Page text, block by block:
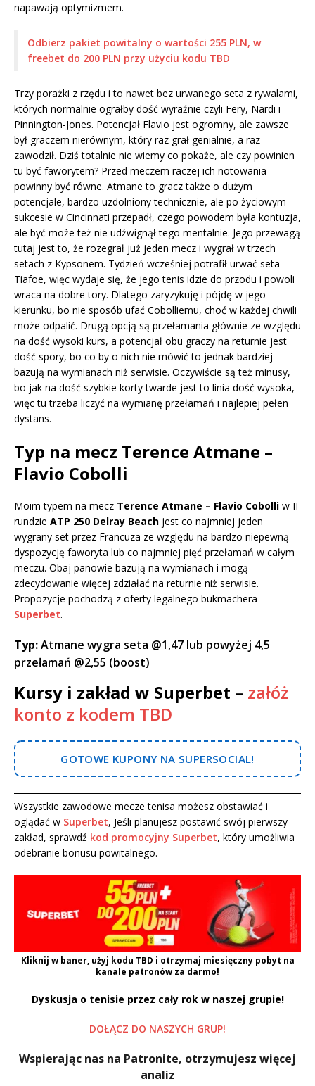
napawają optymizmem.
Odbierz pakiet powitalny o wartości 255 PLN, w
freebet do 200 PLN przy użyciu kodu TBD
Trzy porażki z rzędu i to nawet bez urwanego seta z rywalami,
których normalnie ograłby dość wyraźnie czyli Fery, Nardi i
Pinnington-Jones. Potencjał Flavio jest ogromny, ale zawsze
był graczem nierównym, który raz grał genialnie, a raz
zawodził. Dziś totalnie nie wiemy co pokaże, ale czy powinien
tu być faworytem? Przed meczem raczej ich notowania
powinny być równe. Atmane to gracz także o dużym
potencjale, bardzo uzdolniony technicznie, ale po życiowym
sukcesie w Cincinnati przepadł, czego powodem była kontuzja,
ale być może też nie udźwignął tego mentalnie. Jego przewagą
tutaj jest to, że rozegrał już jeden mecz i wygrał w trzech
setach z Kypsonem. Tydzień wcześniej potrafił urwać seta
Tiafoe, więc wydaje się, że jego tenis idzie do przodu i powoli
wraca na dobre tory. Dlatego zaryzykuję i pójdę w jego
kierunku, bo nie sposób ufać Cobolliemu, choć w każdej chwili
może odpalić. Drugą opcją są przełamania głównie ze względu
na dość wysoki kurs, a potencjał obu graczy na returnie jest
dość spory, bo co by o nich nie mówić to jednak bardziej
bazują na wymianach niż serwisie. Oczywiście są też minusy,
bo jak na dość szybkie korty twarde jest to linia dość wysoka,
więc tu trzeba liczyć na wymianę przełamań i najlepiej pełen
dystans.
Typ na mecz Terence Atmane –
Flavio Cobolli
Moim typem na mecz Terence Atmane – Flavio Cobolli w II
rundzie ATP 250 Delray Beach jest co najmniej jeden
wygrany set przez Francuza ze względu na bardzo niepewną
dyspozycję faworyta lub co najmniej pięć przełamań w całym
meczu. Obaj panowie bazują na wymianach i mogą
zdecydowanie więcej zdziałać na returnie niż serwisie.
Propozycje pochodzą z oferty legalnego bukmachera
Superbet.
Typ:Atmane wygra seta @1,47 lub powyżej 4,5
przełamań @2,55 (boost)
Kursy i zakład w Superbet – załóż
konto z kodem TBD
GOTOWE KUPONY NA SUPERSOCIAL!
Wszystkie zawodowe mecze tenisa możesz obstawiać i
oglądać w Superbet, Jeśli planujesz postawić swój pierwszy
zakład, sprawdź kod promocyjny Superbet, który umożliwia
odebranie bonusu powitalnego.
Kliknij w baner, użyj kodu TBD i otrzymaj miesięczny pobyt na
kanale patronów za darmo!
Dyskusja o tenisie przez cały rok w naszej grupie!
DOŁĄCZ DO NASZYCH GRUP!
Wspierając nas na Patronite, otrzymujesz więcej
analiz